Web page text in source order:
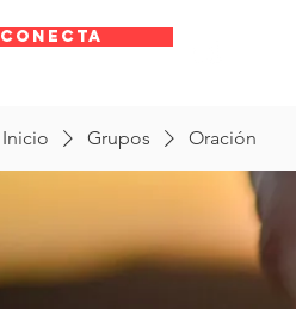
CONECTA
Inicio Grupos Oración